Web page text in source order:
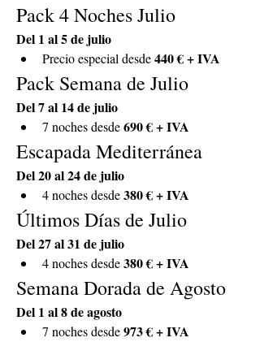
Pack 4 Noches Julio
Del 1 al 5 de julio
Precio especial desde 440 € + IVA
Pack Semana de Julio
Del 7 al 14 de julio
7 noches desde 690 € + IVA
Escapada Mediterránea
Del 20 al 24 de julio
4 noches desde 380 € + IVA
Últimos Días de Julio
Del 27 al 31 de julio
4 noches desde 380 € + IVA
Semana Dorada de Agosto
Del 1 al 8 de agosto
7 noches desde 973 € + IVA